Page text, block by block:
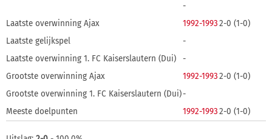
-
Laatste overwinning Ajax
1992-19932-0 (1-0)
Laatste gelijkspel
-
Laatste overwinning 1. FC Kaiserslautern (Dui)
-
Grootste overwinning Ajax
1992-19932-0 (1-0)
Grootste overwinning 1. FC Kaiserslautern (Dui)-
Meeste doelpunten
1992-19932-0 (1-0)